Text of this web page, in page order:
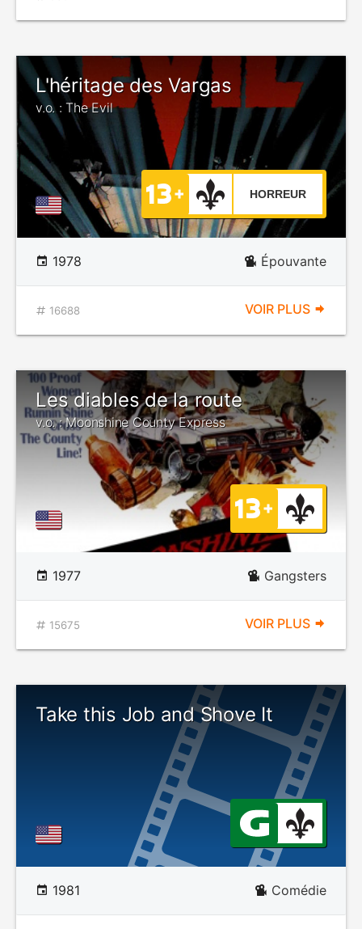
L'héritage des Vargas
v.o. : The Evil
HORREUR
1978 Épouvante
16688 VOIR PLUS
Les diables de la route
v.o. : Moonshine County Express
1977 Gangsters
15675 VOIR PLUS
Take this Job and Shove It
1981 Comédie